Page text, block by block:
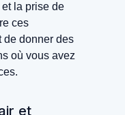
la prise de
ces
de donner des
où vous avez
et